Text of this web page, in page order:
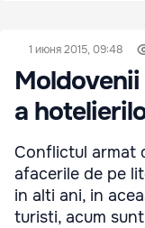
1 июня 2015, 09:48
a
Conflictul armat
afacerile de pe
in alti ani, in
turisti, acum